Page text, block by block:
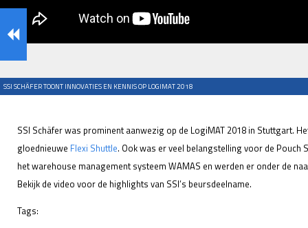
SSI SCHÄFER TOONT INNOVATIES EN KENNIS OP LOGIMAT 2018
SSI Schäfer was prominent aanwezig op de LogiMAT 2018 in Stuttgart.
gloednieuwe Flexi Shuttle. Ook was er veel belangstelling voor de Pouch
het warehouse management systeem WAMAS en werden er onder de
Bekijk de video voor de highlights van SSI’s beursdeelname.
Tags: